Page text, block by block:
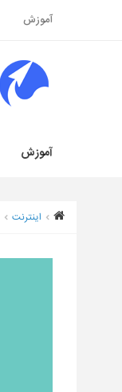
آموزش
آموزش
اینترنت